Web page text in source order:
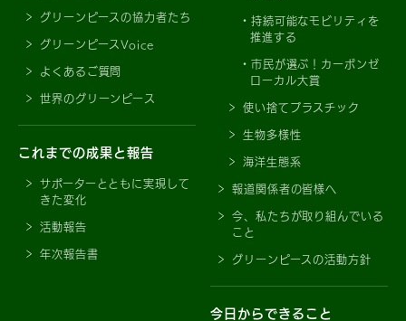
グリーンピースの協力者たち
グリーンピースVoice
よくあるご質問
世界のグリーンピース
これまでの成果と報告
サポーターとともに実現して
きた変化
活動報告
年次報告書
持続可能なモビリティを
推進する
市民が選ぶ！カーボンゼ
ローカル大賞
使い捨てプラスチック
生物多様性
海洋生態系
報道関係者の皆様へ
今、私たちが取り組んでいる
こと
グリーンピースの活動方針
今日からできること